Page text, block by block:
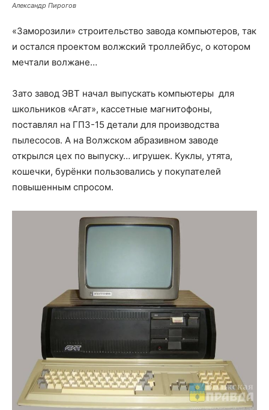
Александр Пирогов
«Заморозили» строительство завода компьютеров, так
и остался проектом волжский троллейбус, о котором
мечтали волжане…
Зато завод ЭВТ начал выпускать компьютеры для
школьников «Агат», кассетные магнитофоны,
поставлял на ГПЗ-15 детали для производства
пылесосов. А на Волжском абразивном заводе
открылся цех по выпуску… игрушек. Куклы, утята,
кошечки, бурёнки пользовались у покупателей
повышенным спросом.